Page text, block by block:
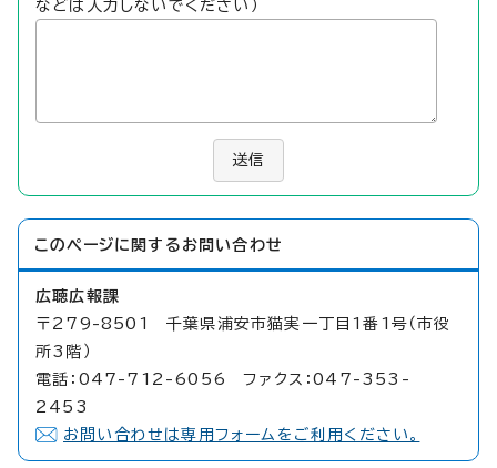
などは入力しないでください）
送信
このページに関する お問い合わせ
広聴広報課
〒279-8501 千葉県浦安市猫実一丁目1番1号（市役
所3階）
電話：047-712-6056 ファクス：047-353-
2453
お問い合わせは専用フォームをご利用ください。